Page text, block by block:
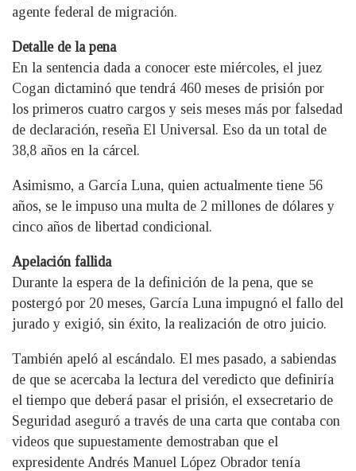
agente federal de migración.
Detalle de la pena
En la sentencia dada a conocer este miércoles, el juez
Cogan dictaminó que tendrá 460 meses de prisión por
los primeros cuatro cargos y seis meses más por falsedad
de declaración, reseña El Universal. Eso da un total de
38,8 años en la cárcel.
Asimismo, a García Luna, quien actualmente tiene 56
años, se le impuso una multa de 2 millones de dólares y
cinco años de libertad condicional.
Apelación fallida
Durante la espera de la definición de la pena, que se
postergó por 20 meses, García Luna impugnó el fallo del
jurado y exigió, sin éxito, la realización de otro juicio.
También apeló al escándalo. El mes pasado, a sabiendas
de que se acercaba la lectura del veredicto que definiría
el tiempo que deberá pasar el prisión, el exsecretario de
Seguridad aseguró a través de una carta que contaba con
videos que supuestamente demostraban que el
expresidente Andrés Manuel López Obrador tenía